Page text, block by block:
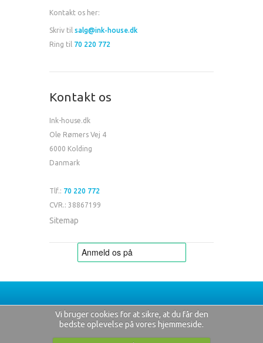
Kontakt os her:
Skriv til salg@ink-house.dk
Ring til 70 220 772
Kontakt os
Ink-house.dk
Ole Rømers Vej 4
6000 Kolding
Danmark
Tlf.: 70 220 772
CVR.: 38867199
Sitemap
Vi bruger cookies for at sikre, at du får den
bedste oplevelse på vores hjemmeside.